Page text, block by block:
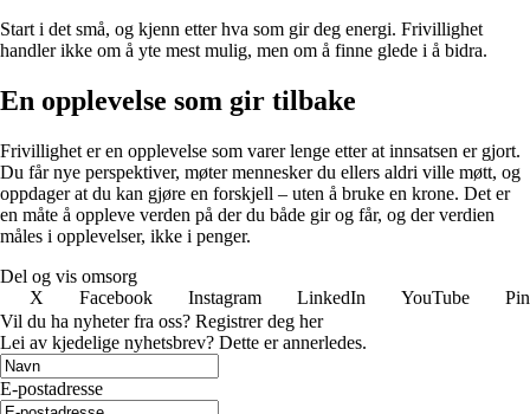
Start i det små, og kjenn etter hva som gir deg energi. Frivillighet
handler ikke om å yte mest mulig, men om å finne glede i å bidra.
En opplevelse som gir tilbake
Frivillighet er en opplevelse som varer lenge etter at innsatsen er gjort.
Du får nye perspektiver, møter mennesker du ellers aldri ville møtt, og
oppdager at du kan gjøre en forskjell – uten å bruke en krone. Det er
en måte å oppleve verden på der du både gir og får, og der verdien
måles i opplevelser, ikke i penger.
Del og vis omsorg
X
Facebook Instagram LinkedIn YouTube
Vil du ha nyheter fra oss? Registrer deg her
Lei av kjedelige nyhetsbrev? Dette er annerledes.
E-postadresse